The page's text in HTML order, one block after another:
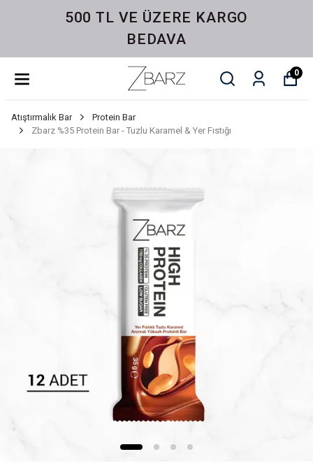
500 TL VE ÜZERE KARGO
BEDAVA
0
Atıştırmalık Bar
Protein Bar
Zbarz %35 Protein Bar - Tuzlu Karamel & Yer Fıstığı